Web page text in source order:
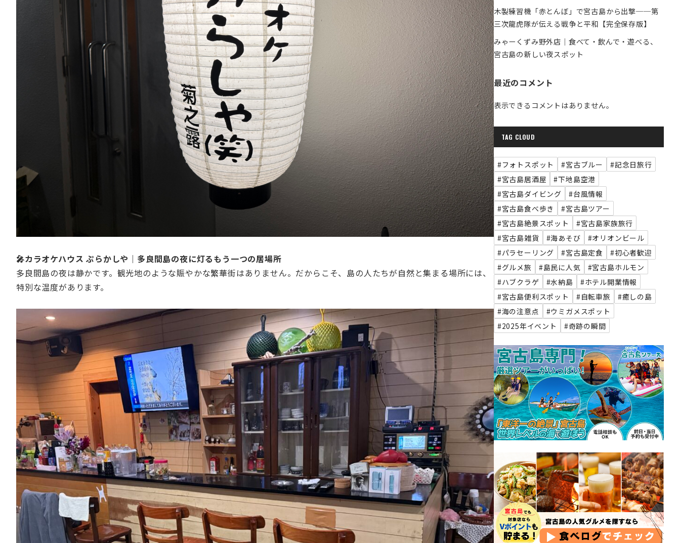
🎤カラオケハウス ぷらかしや｜多良間島の夜に灯るもう一つの居場所
多良間島の夜は静かです。観光地のような賑やかな繁華街はありません。だからこそ、島の人たちが自然と集まる場所には、
特別な温度があります。
木製練習機「赤とんぼ」で宮古島から出撃──第
三次龍虎隊が伝える戦争と平和【完全保存版】
みゃーくずみ野外店｜食べて・飲んで・遊べる、
宮古島の新しい夜スポット
最近のコメント
表示できるコメントはありません。
TAG CLOUD
#フォトスポット #宮古ブルー
#記念日旅行
#宮古島居酒屋
#下地島空港
#宮古島ダイビング
#台風情報
#宮古島食べ歩き
#宮古島ツアー
#宮古島絶景スポット
#宮古島家族旅行
#宮古島雑貨
#海あそび
#オリオンビール
#パラセーリング
#宮古島定食
#初心者歓迎
#グルメ旅
#島民に人気
#宮古島ホルモン
#ハブクラゲ
#水納島
#ホテル開業情報
#宮古島便利スポット
#自転車旅
#癒しの島
#海の注意点
#ウミガメスポット
#2025年イベント
#奇跡の瞬間